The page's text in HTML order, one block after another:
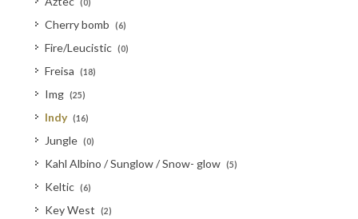
(0)
Cherry bomb (6)
Fire/Leucistic (0)
Freisa (18)
Img (25)
Indy (16)
Jungle (0)
Kahl Albino / Sunglow / Snow- glow (5)
Keltic (6)
Key West (2)